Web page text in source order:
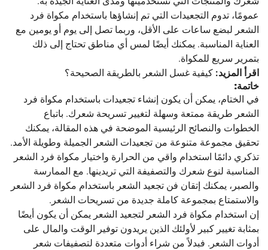
عمومًا، تدوم التجعيدات التي تم إنشاؤها باستخدام مكواة فرد
الشعر لبضع ساعات على الأقل، وربما تصل إلى يوم أو يومين مع
العناية المناسبة. يمكنك أيضًا لمس أي مناطق تحتاج إلى ذلك
بتمرير سريع للمكواة.
اقرأ المزيد: كيفية غسل الشعر بالطريقة الصحيحة؟
خاتمة:
في الختام، يمكن أن يكون إنشاء تجعيدات باستخدام مكواة فرد
الشعر طريقة ممتعة وسهلة لتغيير تسريحة شعرك. باتباع
الخطوات والنصائح الرئيسية الموضحة في هذه المقالة، يمكنك
تحقيق مجموعة متنوعة من تجعيدات الشعر الجميلة وطويلة الأمد.
تذكري دائمًا استخدام واقي من الحرارة واختيار مكواة فرد الشعر
المناسبة لنوع شعرك والتصفيفة التي تريدينها. مع الممارسة
والصبر، يمكنك إتقان فن تجعيد الشعر باستخدام مكواة فرد الشعر
والاستمتاع بمجموعة كاملة جديدة من تسريحات الشعر.
إن استخدام مكواة فرد الشعر لتجعيد الشعر يمكن أن يكون أيضًا
بمثابة تغيير كبير لأولئك الذين يريدون توفير الوقت والمال على
أدوات الشعر. فبدلاً من شراء أدوات متعددة لتصفيفات شعر